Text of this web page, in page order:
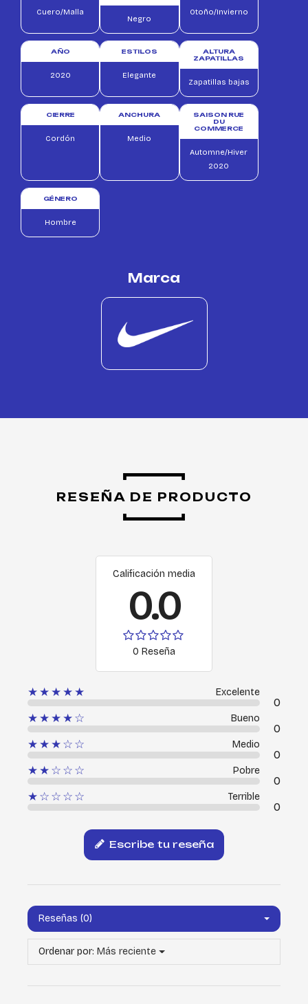
Cuero/Malla
Negro
Otoño/Invierno
AÑO
2020
ESTILOS
Elegante
ALTURA
ZAPATILLAS
Zapatillas bajas
CIERRE
Cordón
ANCHURA
Medio
SAISON RUE
DU
COMMERCE
Automne/Hiver
2020
GÉNERO
Hombre
Marca
RESEÑA DE PRODUCTO
Calificación media
0.0
0 Reseña
★★★★★ Excelente
0
★★★★☆
Bueno
0
★★★☆☆
Medio
0
★★☆☆☆
Pobre
0
★☆☆☆☆
Terrible
0
Escribe tu reseña
Reseñas (0)
Ordenar por: Más reciente